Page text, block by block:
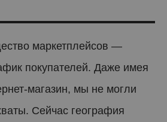
маркетплейсов —
покупателей. Даже имея
магазин, мы не могли
Сейчас география